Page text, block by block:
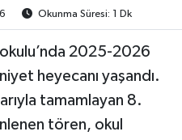
6 Okunma Süresi: 1 Dk
2025-2026
heyecanı yaşandı.
tamamlayan 8.
tören, okul